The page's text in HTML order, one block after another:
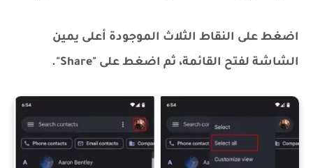
اضغط على النقاط الثلاث الموجودة أعلى يمين
الشاشة لفتح القائمة، ثم اضغط على "Share".